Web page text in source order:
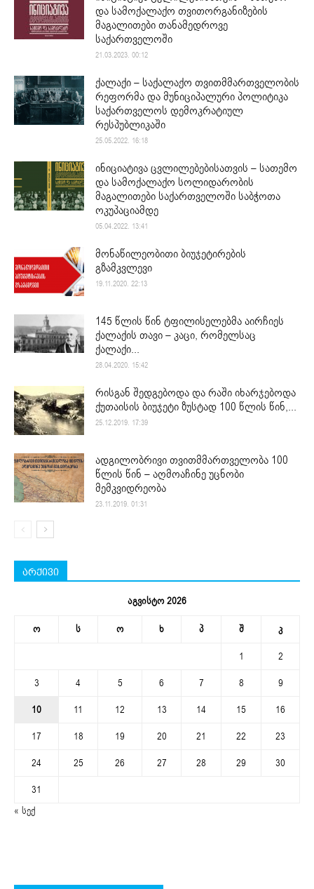
და სამოქალაქო თვითორგანიზების
მაგალითები თანამედროვე
საქართველოში
21.03.2023. 00:12
ქალაქი – საქალაქო თვითმმართველობის
რეფორმა და მუნიციპალური პოლიტიკა
საქართველოს დემოკრატიულ
რესპუბლიკაში
25.05.2022. 16:18
ინიციატივა ცვლილებებისათვის – სათემო
და სამოქალაქო სოლიდარობის
მაგალითები საქართველოში საბჭოთა
ოკუპაციამდე
05.04.2022. 13:41
მონაწილეობითი ბიუჯეტირების
გზამკვლევი
19.11.2020. 22:13
145 წლის წინ ტფილისელებმა აირჩიეს
ქალაქის თავი – კაცი, რომელსაც
ქალაქი...
28.04.2020. 15:42
რისგან შედგებოდა და რაში იხარჯებოდა
ქუთაისის ბიუჯეტი ზუსტად 100 წლის წინ,...
25.12.2019. 17:39
ადგილობრივი თვითმმართველობა 100
წლის წინ – აღმოაჩინე უცნობი
მემკვიდრეობა
23.11.2019. 01:31
არქივი
აგვისტო 2026
ო ს ო ხ პ შ კ
1
2
3
4 5 6 7 8
9
10
11 12 13 14 15
16
17
18 19 20 21 22
23
24
25 26 27 28 29
30
31
« სექ